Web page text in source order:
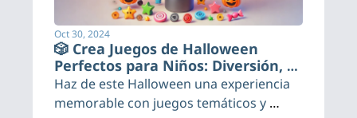
Oct 30, 2024
🎲 Crea Juegos de Halloween
Perfectos para Niños: Diversión,
Misterio y Risas
Haz de este Halloween una experiencia
memorable con juegos temáticos y